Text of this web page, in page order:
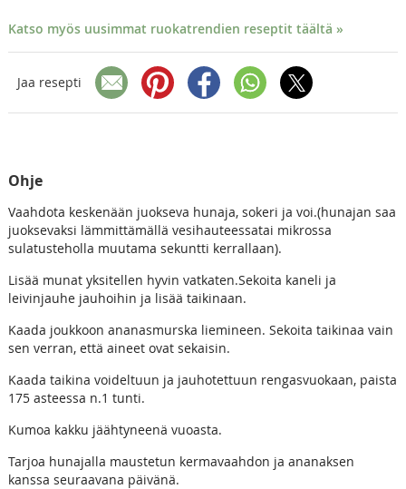
Katso myös uusimmat ruokatrendien reseptit täältä »
Jaa resepti
Ohje
Vaahdota keskenään juokseva hunaja, sokeri ja voi.(hunajan saa
juoksevaksi lämmittämällä vesihauteessatai mikrossa
sulatusteholla muutama sekuntti kerrallaan).
Lisää munat yksitellen hyvin vatkaten.Sekoita kaneli ja
leivinjauhe jauhoihin ja lisää taikinaan.
Kaada joukkoon ananasmurska liemineen. Sekoita taikinaa vain
sen verran, että aineet ovat sekaisin.
Kaada taikina voideltuun ja jauhotettuun rengasvuokaan, paista
175 asteessa n.1 tunti.
Kumoa kakku jäähtyneenä vuoasta.
Tarjoa hunajalla maustetun kermavaahdon ja ananaksen
kanssa seuraavana päivänä.